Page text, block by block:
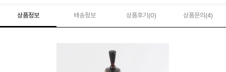
상품정보 배송정보 상품후기(0) 상품문의 (4)